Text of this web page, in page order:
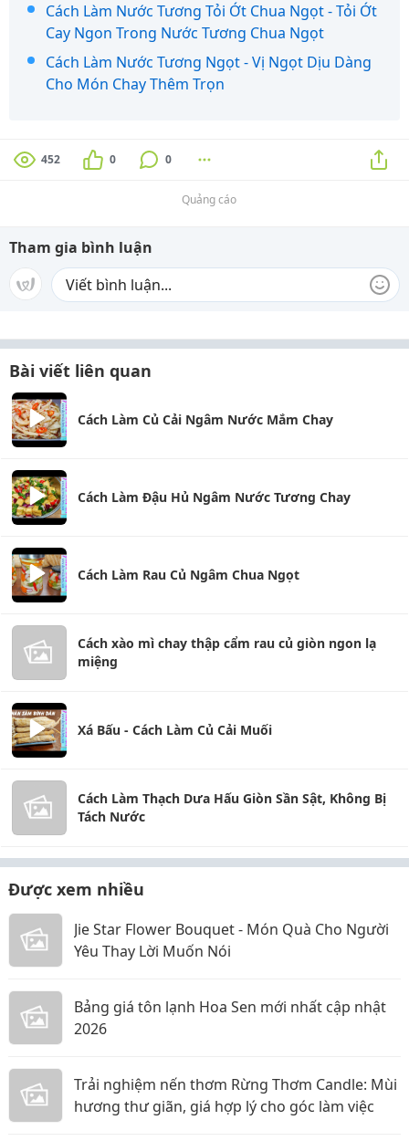
Cách Làm Nước Tương Tỏi Ớt Chua Ngọt - Tỏi Ớt
Cay Ngon Trong Nước Tương Chua Ngọt
Cách Làm Nước Tương Ngọt - Vị Ngọt Dịu Dàng
Cho Món Chay Thêm Trọn
452 0 0
Quảng cáo
Tham gia bình luận
Bài viết liên quan
Cách Làm Củ Cải Ngâm Nước Mắm Chay
Cách Làm Đậu Hủ Ngâm Nước Tương Chay
Cách Làm Rau Củ Ngâm Chua Ngọt
Cách xào mì chay thập cẩm rau củ giòn ngon lạ
miệng
Xá Bấu - Cách Làm Củ Cải Muối
Cách Làm Thạch Dưa Hấu Giòn Sần Sật, Không Bị
Tách Nước
Được xem nhiều
Jie Star Flower Bouquet - Món Quà Cho Người
Yêu Thay Lời Muốn Nói
Bảng giá tôn lạnh Hoa Sen mới nhất cập nhật
2026
Trải nghiệm nến thơm Rừng Thơm Candle: Mùi
hương thư giãn, giá hợp lý cho góc làm việc